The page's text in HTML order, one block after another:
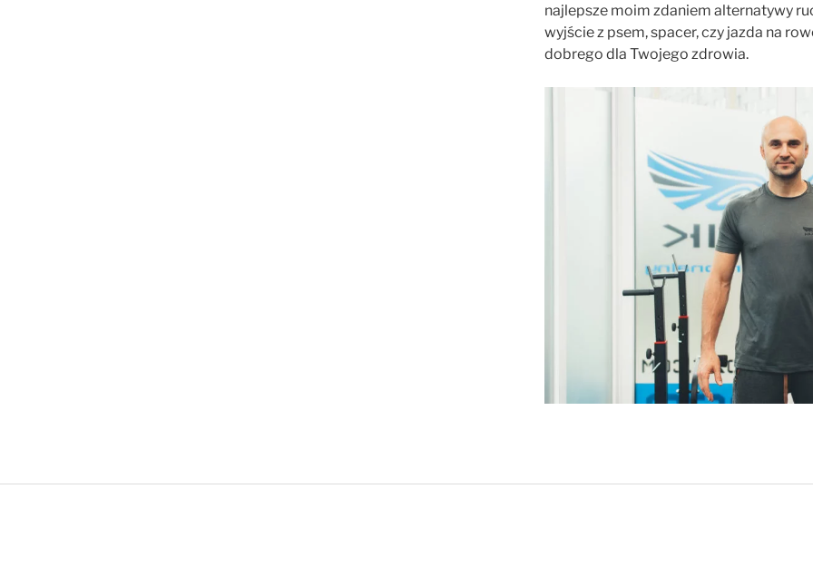
najlepsze moim zdaniem alternatywy
wyjście z psem, spacer, czy jazda na
dobrego dla Twojego zdrowia.